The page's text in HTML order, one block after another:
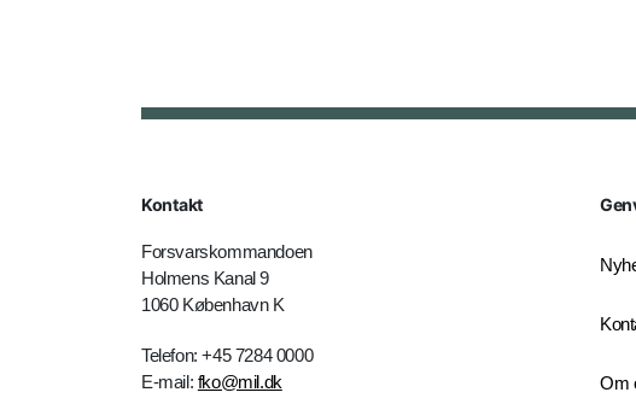
Kontakt
Forsvarskommandoen
Holmens Kanal 9
1060 København K
Telefon: +45 7284 0000
E-mail: fko@mil.dk Om